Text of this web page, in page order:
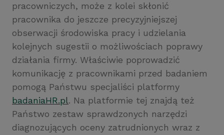
pracowniczych, może z kolei skłonić
pracownika do jeszcze precyzyjniejszej
obserwacji środowiska pracy i udzielania
kolejnych sugestii o możliwościach poprawy
działania firmy. Właściwie poprowadzić
komunikację z pracownikami przed badaniem
pomogą Państwu specjaliści platformy
badaniaHR.pl. Na platformie tej znajdą też
Państwo zestaw sprawdzonych narzędzi
diagnozujących oceny zatrudnionych wraz z